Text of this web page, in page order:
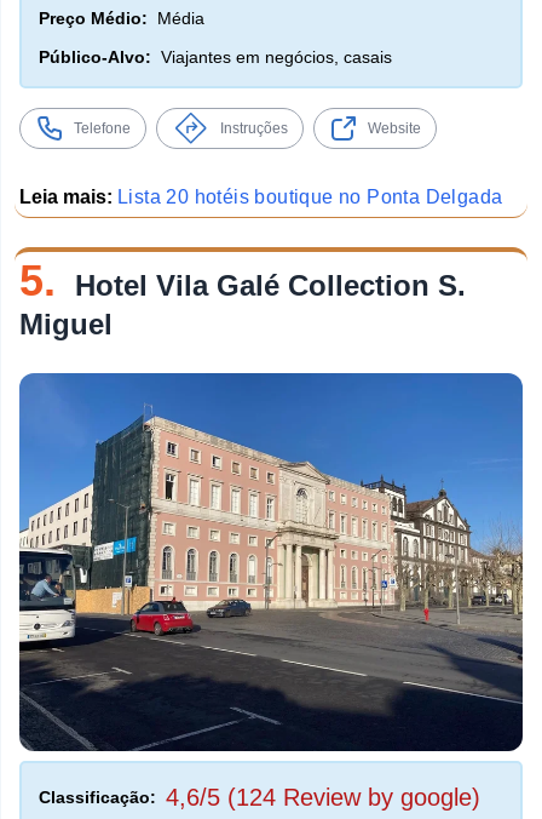
Preço Médio:
Média
Público-Alvo: Viajantes em negócios, casais
Telefone Instruções Website
Leia mais: Lista 20 hotéis boutique no Ponta Delgada
5.
Hotel Vila Galé Collection S.
Miguel
Classificação: 4,6/5 (124 Review by google)